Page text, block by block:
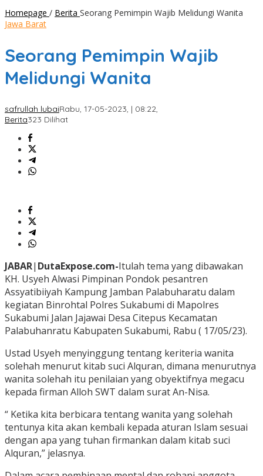
Homepage / Berita Seorang Pemimpin Wajib Melidungi Wanita
Jawa Barat
Seorang Pemimpin Wajib
Melidungi Wanita
safrullah lubaiRabu, 17-05-2023, | 08:22,
Berita323 Dilihat
JABAR| DutaExpose.com-Itulah tema yang dibawakan
KH. Usyeh Alwasi Pimpinan Pondok pesantren
Assyatibiiyah Kampung Jamban Palabuharatu dalam
kegiatan Binrohtal Polres Sukabumi di Mapolres
Sukabumi Jalan Jajawai Desa Citepus Kecamatan
Palabuhanratu Kabupaten Sukabumi, Rabu ( 17/05/23).
Ustad Usyeh menyinggung tentang keriteria wanita
solehah menurut kitab suci Alquran, dimana menurutnya
wanita solehah itu penilaian yang obyektifnya megacu
kepada firman Alloh SWT dalam surat An-Nisa.
“ Ketika kita berbicara tentang wanita yang solehah
tentunya kita akan kembali kepada aturan Islam sesuai
dengan apa yang tuhan firmankan dalam kitab suci
Alquran,” jelasnya.